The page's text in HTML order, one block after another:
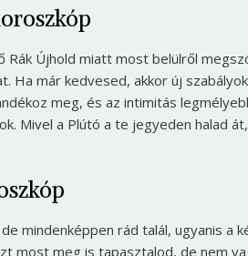
Újhold miatt most belülről
Ha már kedvesed, akkor új
meg, és az intimitás
Mivel a Plútó a te jegyeden halad
mindenképpen rád talál, ugyanis a
most meg is tapasztalod, de nem